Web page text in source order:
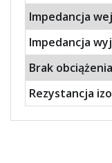
Impedancja
Impedancja
Brak obciążenia
Rezystancja